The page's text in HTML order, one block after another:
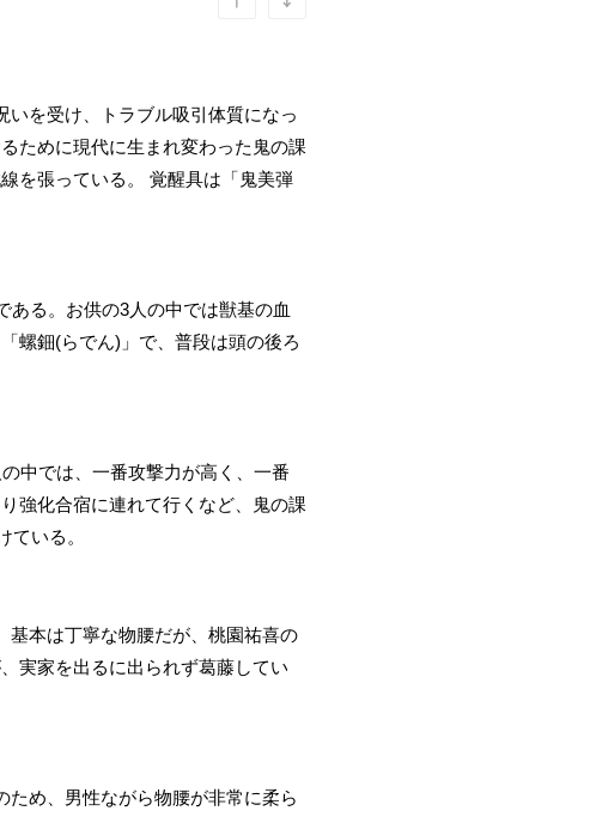
を受け、トラブル吸引体質になっ
ために現代に生まれ変わった鬼の課
を張っている。 覚醒具は「鬼美弾
ある。お供の3人の中では獣基の血
螺鈿(らでん)」で、普段は頭の後ろ
中では、一番攻撃力が高く、一番
強化合宿に連れて行くなど、鬼の課
いる。
基本は丁寧な物腰だが、桃園祐喜の
実家を出るに出られず葛藤してい
め、男性ながら物腰が非常に柔ら